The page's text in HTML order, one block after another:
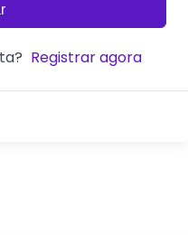
Registrar agora